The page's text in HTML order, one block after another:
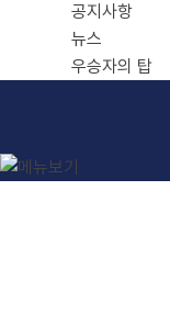
공지사항
뉴스
우승자의 탑